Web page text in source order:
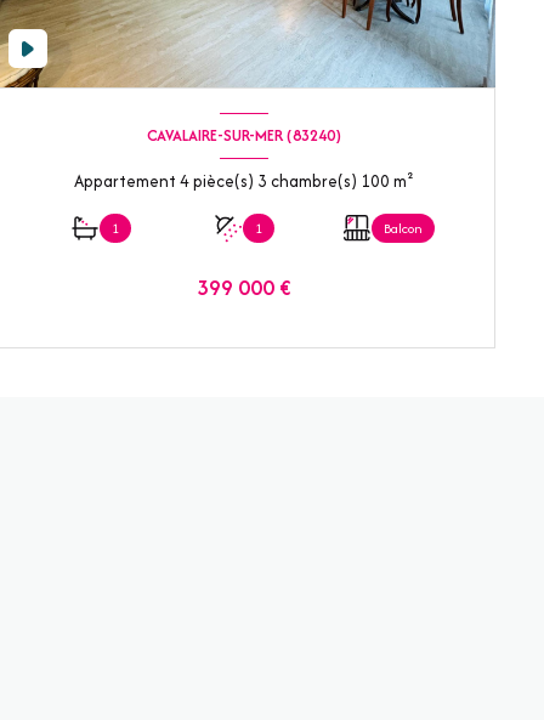
CAVALAIRE-SUR-MER (83240)
Appartement 4 pièce(s) 3 chambre(s) 100 m²
1 1 Balcon
399 000 €
VOIR LE BIEN